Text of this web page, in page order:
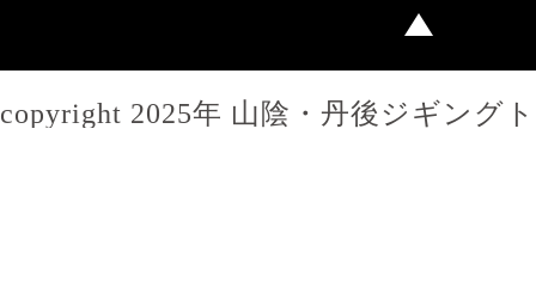
copyright 2025年 山陰・丹後ジギング